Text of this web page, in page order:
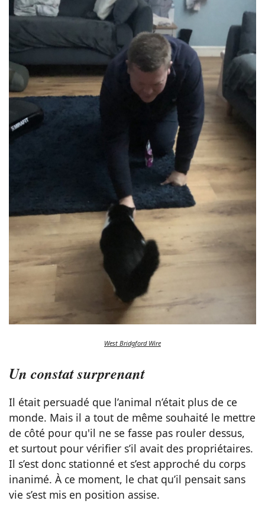
West Bridgford Wire
Un constat surprenant
Il était persuadé que l’animal n’était plus de ce
monde. Mais il a tout de même souhaité le mettre
de côté pour qu'il ne se fasse pas rouler dessus,
et surtout pour vérifier s’il avait des propriétaires.
Il s’est donc stationné et s’est approché du corps
inanimé. À ce moment, le chat qu’il pensait sans
vie s’est mis en position assise.